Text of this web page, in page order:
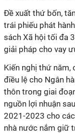
Đề xuất thứ bốn,
trái phiếu phát
sách Xã hội tối đa
giải pháp cho vay
Kiến nghị thứ năm,
điều lệ cho Ngân
thôn trong giai
nguồn lợi nhuận
2021-2023 cho
nhà nước nắm giữ